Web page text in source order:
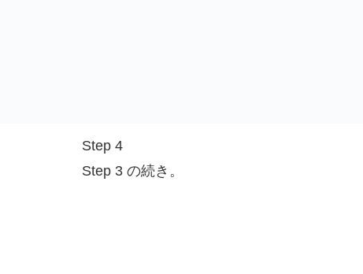
Step 4
Step 3 の続き。